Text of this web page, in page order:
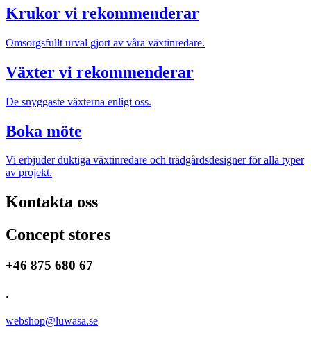
Krukor vi rekommenderar
Omsorgsfullt urval gjort av våra växtinredare.
Växter vi rekommenderar
De snyggaste växterna enligt oss.
Boka möte
Vi erbjuder duktiga växtinredare och trädgårdsdesigner för alla typer
av projekt.
Kontakta oss
Concept stores
+46 875 680 67
.
webshop@luwasa.se